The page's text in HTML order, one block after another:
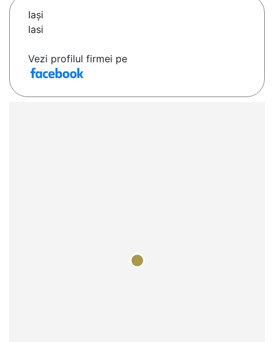
Iaşi
Iasi
Vezi profilul firmei pe